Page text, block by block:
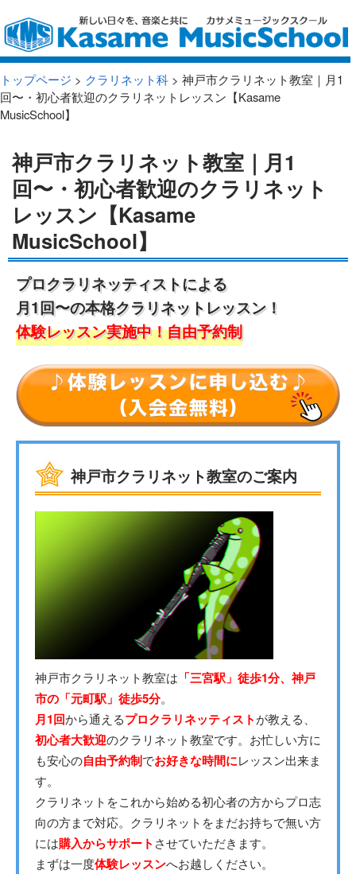
トップページ > クラリネット科 > 神戸市クラリネット教室｜月1
回〜・初心者歓迎のクラリネットレッスン【Kasame
MusicSchool】
神戸市クラリネット教室｜月1
回〜・初心者歓迎のクラリネット
レッスン【Kasame
MusicSchool】
プロクラリネッティストによる
月1回〜の本格クラリネットレッスン！
体験レッスン実施中！自由予約制
神戸市クラリネット教室のご案内
神戸市クラリネット教室は 「三宮駅」徒歩1分、神戸
市の「元町駅」徒歩5分。
月1回から通えるプロクラリネッティストが教える、
初心者大歓迎のクラリネット教室です。お忙しい方に
も安心の自由予約制でお好きな時間にレッスン出来ま
す。
クラリネットをこれから始める初心者の方からプロ志
向の方まで対応。クラリネットをまだお持ちで無い方
には購入からサポート させていただきます。
まずは一度体験レッスンへお越しください。